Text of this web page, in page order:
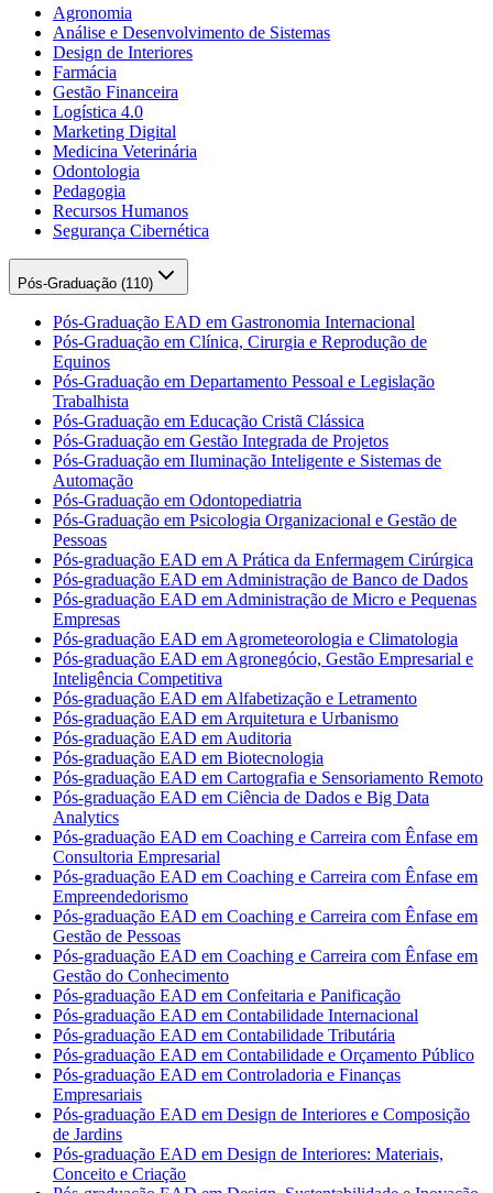
Agronomia
Análise e Desenvolvimento de Sistemas
Design de Interiores
Farmácia
Gestão Financeira
Logística 4.0
Marketing Digital
Medicina Veterinária
Odontologia
Pedagogia
Recursos Humanos
Segurança Cibernética
Pós-Graduação (110)
Pós-Graduação EAD em Gastronomia Internacional
Pós-Graduação em Clínica, Cirurgia e Reprodução de
Equinos
Pós-Graduação em Departamento Pessoal e Legislação
Trabalhista
Pós-Graduação em Educação Cristã Clássica
Pós-Graduação em Gestão Integrada de Projetos
Pós-Graduação em Iluminação Inteligente e Sistemas de
Automação
Pós-Graduação em Odontopediatria
Pós-Graduação em Psicologia Organizacional e Gestão de
Pessoas
Pós-graduação EAD em A Prática da Enfermagem Cirúrgica
Pós-graduação EAD em Administração de Banco de Dados
Pós-graduação EAD em Administração de Micro e Pequenas
Empresas
Pós-graduação EAD em Agrometeorologia e Climatologia
Pós-graduação EAD em Agronegócio, Gestão Empresarial e
Inteligência Competitiva
Pós-graduação EAD em Alfabetização e Letramento
Pós-graduação EAD em Arquitetura e Urbanismo
Pós-graduação EAD em Auditoria
Pós-graduação EAD em Biotecnologia
Pós-graduação EAD em Cartografia e Sensoriamento Remoto
Pós-graduação EAD em Ciência de Dados e Big Data
Analytics
Pós-graduação EAD em Coaching e Carreira com Ênfase em
Consultoria Empresarial
Pós-graduação EAD em Coaching e Carreira com Ênfase em
Empreendedorismo
Pós-graduação EAD em Coaching e Carreira com Ênfase em
Gestão de Pessoas
Pós-graduação EAD em Coaching e Carreira com Ênfase em
Gestão do Conhecimento
Pós-graduação EAD em Confeitaria e Panificação
Pós-graduação EAD em Contabilidade Internacional
Pós-graduação EAD em Contabilidade Tributária
Pós-graduação EAD em Contabilidade e Orçamento Público
Pós-graduação EAD em Controladoria e Finanças
Empresariais
Pós-graduação EAD em Design de Interiores e Composição
de Jardins
Pós-graduação EAD em Design de Interiores: Materiais,
Conceito e Criação